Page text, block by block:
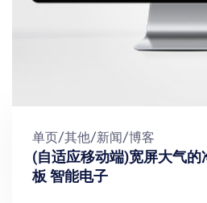
单页/其他/新闻/博客
(自适应移动端)宽屏大气
板 智能电子